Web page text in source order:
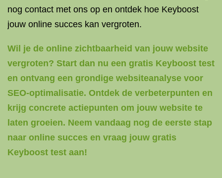
nog contact met ons op en ontdek hoe Keyboost
jouw online succes kan vergroten.
Wil je de online zichtbaarheid van jouw website
vergroten? Start dan nu een gratis Keyboost test
en ontvang een grondige websiteanalyse voor
SEO-optimalisatie. Ontdek de verbeterpunten en
krijg concrete actiepunten om jouw website te
laten groeien. Neem vandaag nog de eerste stap
naar online succes en vraag jouw gratis
Keyboost test aan!